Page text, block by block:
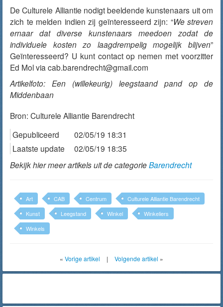
De Culturele Alliantie nodigt beeldende kunstenaars uit om
zich te melden indien zij geïnteresseerd zijn: “We streven
ernaar dat diverse kunstenaars meedoen zodat de
individuele kosten zo laagdrempelig mogelijk blijven”
Geïnteresseerd? U kunt contact op nemen met voorzitter
Ed Mol via cab.barendrecht@gmail.com
Artikelfoto: Een (willekeurig) leegstaand pand op de
Middenbaan
Bron: Culturele Alliantie Barendrecht
Gepubliceerd
02/05/19 18:31
Laatste update
02/05/19 18:35
Bekijk hier meer artikels uit de categorieBarendrecht
Art CAB Centrum
Culturele Alliantie Barendrecht
Kunst
Leegstand Winkel
Winkeliers
Winkels
« Vorige artikel | Volgende artikel »